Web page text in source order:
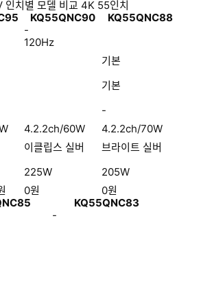
KQ55QNC90
KQ55QNC88
-
120Hz
기본
기본
-
4.2.2ch/60W
4.2.2ch/70W
이클립스 실버
브라이트 실버
225W
205W
0원 0원
KQ55QNC83
-